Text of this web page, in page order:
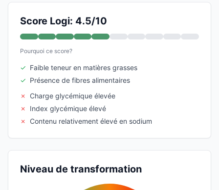
Score Logi: 4.5/10
Pourquoi ce score?
✓ Faible teneur en matières grasses
✓ Présence de fibres alimentaires
✗
Charge glycémique élevée
✗
Index glycémique élevé
✗
Contenu relativement élevé en sodium
Niveau de transformation